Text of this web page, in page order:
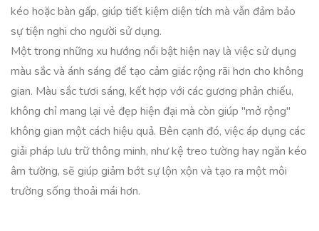
kéo hoặc bàn gấp, giúp tiết kiệm diện tích mà vẫn đảm bảo
sự tiện nghi cho người sử dụng.
Một trong những xu hướng nổi bật hiện nay là việc sử dụng
màu sắc và ánh sáng để tạo cảm giác rộng rãi hơn cho không
gian. Màu sắc tươi sáng, kết hợp với các gương phản chiếu,
không chỉ mang lại vẻ đẹp hiện đại mà còn giúp "mở rộng"
không gian một cách hiệu quả. Bên cạnh đó, việc áp dụng các
giải pháp lưu trữ thông minh, như kệ treo tường hay ngăn kéo
âm tường, sẽ giúp giảm bớt sự lộn xộn và tạo ra một môi
trường sống thoải mái hơn.